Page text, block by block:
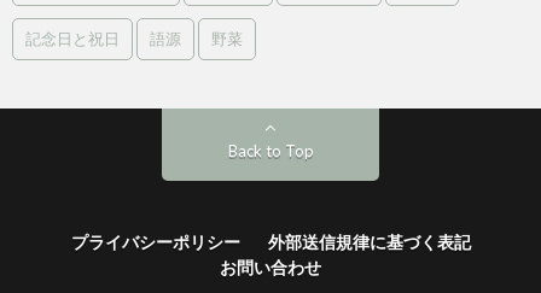
記念日と祝日 語源 野菜
Back to Top
プライバシーポリシー
外部送信規律に基づく表記
お問い合わせ